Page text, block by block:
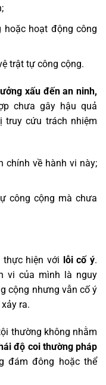
hoặc hoạt động công
trật tự công cộng.
xấu đến an ninh,
chưa gây hậu quả
truy cứu trách nhiệm
chính về hành vi này;
công cộng mà chưa
thực hiện với lỗi cố ý.
vi của mình là nguy
cộng nhưng vẫn cố ý
ra.
thường không nhằm
độ coi thường pháp
đám đông hoặc thể